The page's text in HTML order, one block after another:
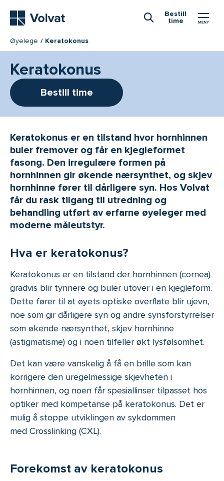
Bestill
time
Øyelege Keratokonus
Keratokonus
Bestill time
Keratokonus er en tilstand hvor hornhinnen
buler fremover og får en kjegleformet
fasong. Den irregulære formen på
hornhinnen gir økende nærsynthet, og skjev
hornhinne fører til dårligere syn. Hos Volvat
får du rask tilgang til utredning og
behandling utført av erfarne øyeleger med
moderne måleutstyr.
Hva er keratokonus?
Keratokonus er en tilstand der hornhinnen (cornea)
gradvis blir tynnere og buler utover i en kjegleform.
Dette fører til at øyets optiske overflate blir ujevn,
noe som gir dårligere syn og andre synsforstyrrelser
som økende nærsynthet, skjev hornhinne
(astigmatisme) og i noen tilfeller økt lysfølsomhet.
Det kan være vanskelig å få en brille som kan
korrigere den uregelmessige skjevheten i
hornhinnen, og noen får spesiallinser tilpasset hos
optiker med kompetanse på keratokonus. Det er
mulig å stoppe utviklingen av sykdommen
med Crosslinking (CXL).
Forekomst av keratokonus